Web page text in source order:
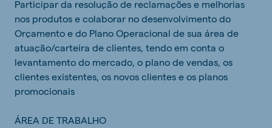
Participar da resolução de reclamações e melhorias
nos produtos e colaborar no desenvolvimento do
Orçamento e do Plano Operacional de sua área de
atuação/carteira de clientes, tendo em conta o
levantamento do mercado, o plano de vendas, os
clientes existentes, os novos clientes e os planos
promocionais
ÁREA DE TRABALHO